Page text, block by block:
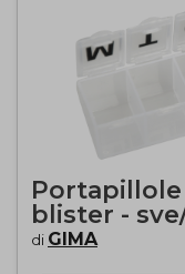
blister -
di GIMA